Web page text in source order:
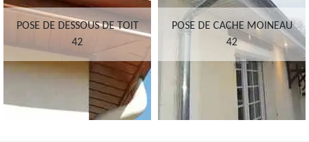
POSE DE DESSOUS DE TOIT
42
POSE DE CACHE MOINEAU
42